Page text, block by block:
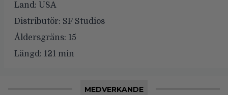
Land: USA
Distributör: SF Studios
Åldersgräns: 15
Längd: 121 min
MEDVERKANDE